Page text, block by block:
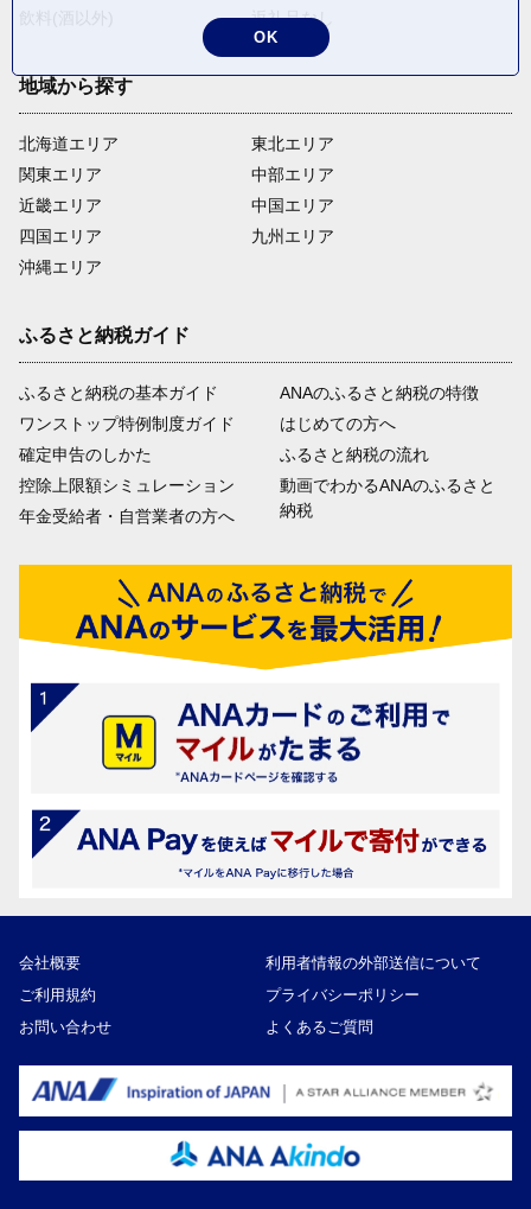
返礼品なし
地域から探す
北海道エリア
関東エリア
近畿エリア
四国エリア
沖縄エリア
東北エリア
中部エリア
中国エリア
九州エリア
ふるさと納税ガイド
ふるさと納税の基本ガイド
ワンストップ特例制度ガイド
確定申告のしかた
控除上限額シミュレーション
年金受給者・自営業者の方へ
ANAのふるさと納税の特徴
はじめての方へ
ふるさと納税の流れ
動画でわかるANAのふるさと
納税
会社概要
利用者情報の外部送信について
ご利用規約
プライバシーポリシー
お問い合わせ
よくあるご質問
OK